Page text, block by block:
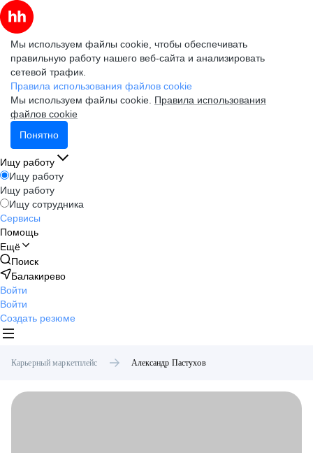
Мы используем файлы cookie, чтобы обеспечивать
правильную работу нашего веб-сайта и анализировать
сетевой трафик.
Правила использования файлов cookie
Мы используем файлы cookie. Правила использования
файлов cookie
Понятно
Ищу работу
Ищу работу
Ищу работу
Ищу сотрудника
Сервисы
Помощь
Ещё
Поиск
Балакирево
Войти
Войти
Создать резюме
Карьерный маркетплейс Александр Пастухов